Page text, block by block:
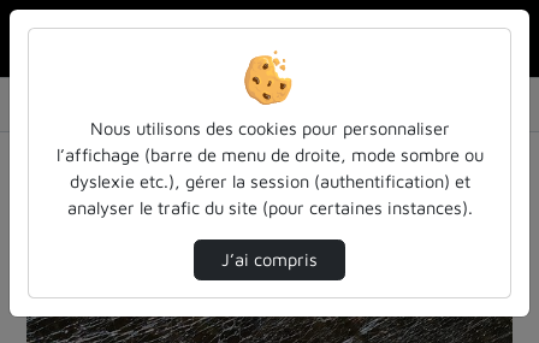
ÉCRITURES...... par Marie-Pierre Gantzer
Lire
Nous utilisons des cookies pour personnaliser
l’affichage (barre de menu de droite, mode sombre ou
dyslexie etc.), gérer la session (authentification) et
analyser le trafic du site (pour certaines instances).
J’ai compris